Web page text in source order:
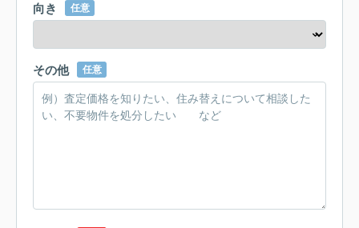
向き 任意
その他 任意